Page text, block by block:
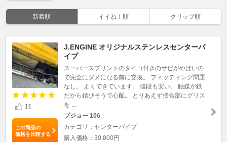
新着順 イイね！順 クリップ順
11
この商品の
価格を比較する
J.ENGINE オリジナルステンレスセンターパ
イプ
スーパースプリントのタイコ付きのサビがやばいの
で完全にダメになる前に交換。 フィッティング問題
なし。 よくできています。 値段も安い。 触媒が鉄
だから錆びそうで心配。 とりあえず接合部にグリス
を ...
プジョー 106
カテゴリ：センターパイプ
購入価格：30,800円